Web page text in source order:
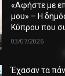
«Αφήστε με
μου» – Η
Κύπρου που
03/07/2026
Έχασαν τα